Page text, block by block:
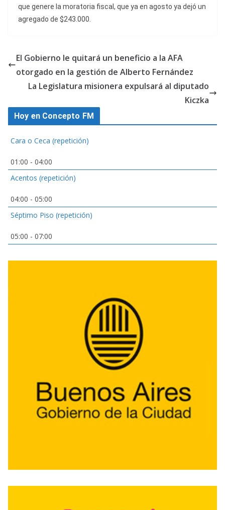
que genere la moratoria fiscal, que ya en agosto ya dejó un
agregado de $243.000.
El Gobierno le quitará un beneficio a la AFA
otorgado en la gestión de Alberto Fernández
La Legislatura misionera expulsará al diputado
Kiczka
Hoy en Concepto FM
Cara o Ceca (repetición)
01:00 - 04:00
Acentos (repetición)
04:00 - 05:00
Séptimo Piso (repetición)
05:00 - 07:00